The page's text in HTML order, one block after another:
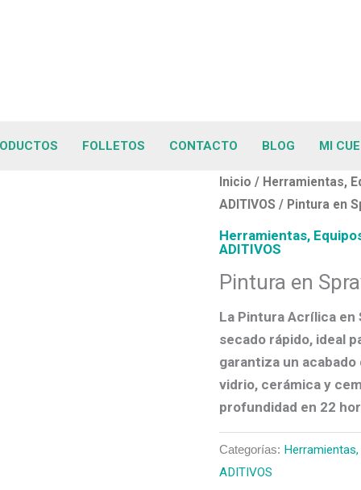
FOLLETOS CONTACTO BLOG MI
Inicio / Herramientas,
ADITIVOS / Pintura en
Herramientas,
ADITIVOS
Pintura en
La Pintura Acrílica en
secado rápido, ideal
garantiza un
vidrio, cerámica y
profundidad en 22
Categorías:
ADITIVOS